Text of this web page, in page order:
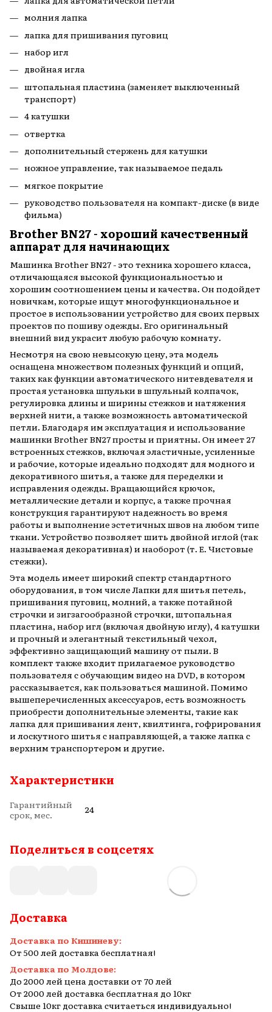
молния лапка
лапка для пришивания пуговиц
набор игл
двойная игла
штопальная пластина (заменяет выключенный
транспорт)
4 катушки
отвертка
дополнительный стержень для катушки
ножное управление, так называемое педаль
мягкое покрытие
руководство пользователя на компакт-диске (в виде
фильма)
Brother BN27 - хороший качественный
аппарат для начинающих
Машинка Brother BN27 - это техника хорошего класса,
отличающаяся высокой функциональностью и
хорошим соотношением цены и качества. Он подойдет
новичкам, которые ищут многофункциональное и
простое в использовании устройство для своих первых
проектов по пошиву одежды. Его оригинальный
внешний вид украсит любую рабочую комнату.
Несмотря на свою невысокую цену, эта модель
оснащена множеством полезных функций и опций,
таких как функции автоматического нитевдевателя и
простая установка шпульки в шпульный колпачок,
регулировка длины и ширины стежков и натяжения
верхней нити, а также возможность автоматической
петли. Благодаря им эксплуатация и использование
машинки Brother BN27 просты и приятны. Он имеет 27
встроенных стежков, включая эластичные, усиленные
и рабочие, которые идеально подходят для модного и
декоративного шитья, а также для переделки и
исправления одежды. Вращающийся крючок,
металлические детали и корпус, а также прочная
конструкция гарантируют надежность во время
работы и выполнение эстетичных швов на любом типе
ткани. Устройство позволяет шить двойной иглой (так
называемая декоративная) и наоборот (т. Е. Чистовые
стежки).
Эта модель имеет широкий спектр стандартного
оборудования, в том числе Лапки для шитья петель,
пришивания пуговиц, молний, а также потайной
строчки и зигзагообразной строчки, штопальная
пластина, набор игл (включая двойную иглу), 4 катушки
и прочный и элегантный текстильный чехол,
эффективно защищающий машину от пыли. В
комплект также входит прилагаемое руководство
пользователя с обучающим видео на DVD, в котором
рассказывается, как пользоваться машиной. Помимо
вышеперечисленных аксессуаров, есть возможность
приобрести дополнительные элементы, такие как
лапка для пришивания лент, квилтинга, гофрирования
и лоскутного шитья с направляющей, а также лапка с
верхним транспортером и другие.
Характеристики
Гарантийный
срок, мес.
24
Поделиться в соцсетях
Доставка
Доставка по Кишиневу:
От 500 лей доставка бесплатная!
Доставка по Молдове:
До 2000 лей цена доставки от 70 лей
От 2000 лей доставка бесплатная до 10кг
Свыше 10кг доставка считаеться индивидуально!